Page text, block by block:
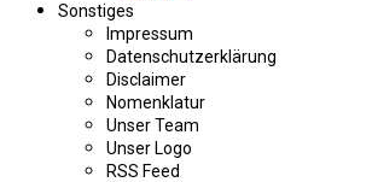
Sonstiges
Impressum
Datenschutzerklärung
Disclaimer
Nomenklatur
Unser Team
Unser Logo
RSS Feed